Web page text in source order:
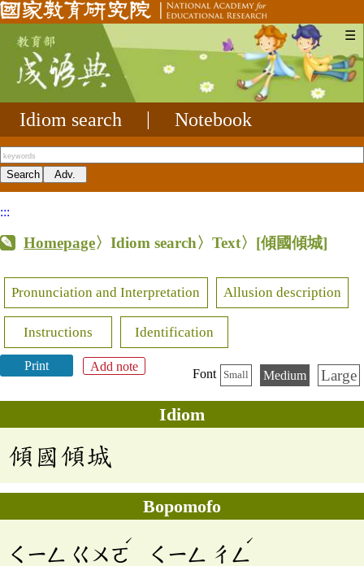
☰
Idiom search Notebook
:::
Homepage〉Idiom search〉Text〉 [傾國傾城]
Pronunciation and Interpretation Allusion description
Instructions Identification
Print Add note
Font Small Medium Large
Idiom
傾國傾城
Bopomofo
ㄑㄧㄥ ㄍㄨㄛ
ˊ
ㄑㄧㄥ ㄔㄥ
ˊ